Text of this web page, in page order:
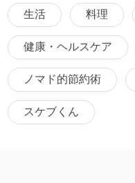
生活 料理
健康・ヘルスケア
ノマド的節約術
スケブくん